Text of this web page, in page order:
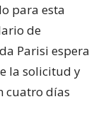
para esta
de
Parisi espera
la solicitud y
cuatro días